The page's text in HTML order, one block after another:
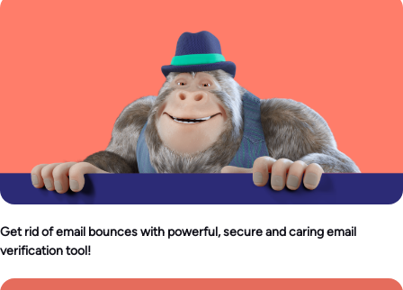
Get rid of email bounces with powerful, secure and caring email
verification tool!